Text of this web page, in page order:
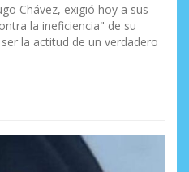
Chávez, exigió hoy a sus
la ineficiencia" de su
la actitud de un verdadero